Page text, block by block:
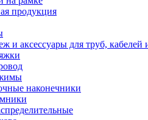
продукция
и аксессуары для труб, кабелей
наконечники